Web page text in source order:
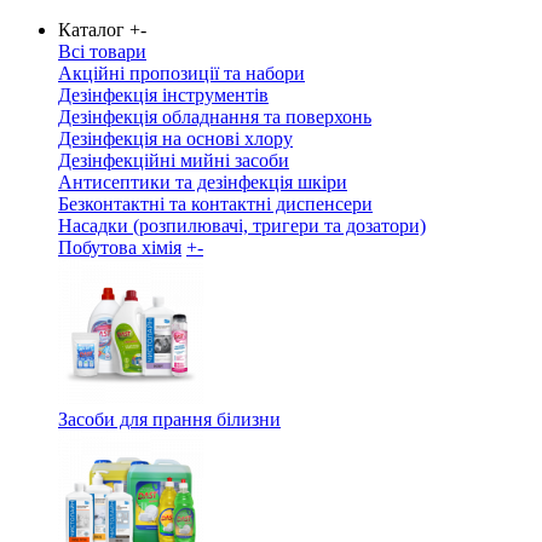
Каталог +-
Всі товари
Акційні пропозиції та набори
Дезінфекція інструментів
Дезінфекція обладнання та поверхонь
Дезінфекція на основі хлору
Дезінфекційні мийні засоби
Антисептики та дезінфекція шкіри
Безконтактні та контактні диспенсери
Насадки (розпилювачі, тригери та дозатори)
Побутова хімія +-
Засоби для прання білизни